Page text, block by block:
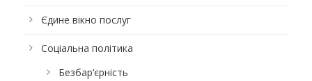
Єдине вікно послуг
Соціальна політика
Безбар’єрність